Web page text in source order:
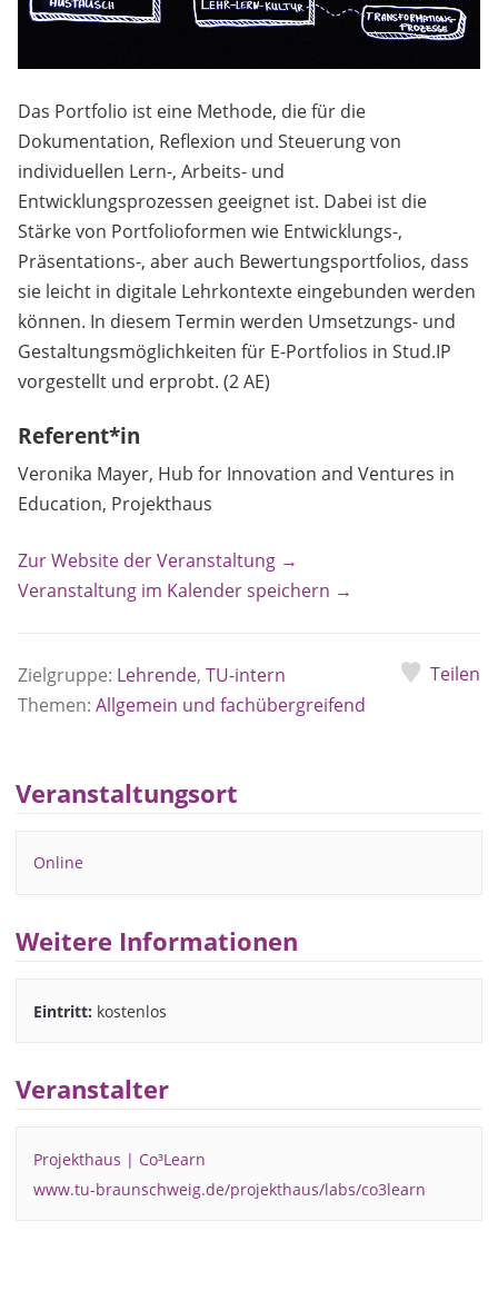
Das Portfolio ist eine Methode, die für die
Dokumentation, Reflexion und Steuerung von
individuellen Lern-, Arbeits- und
Entwicklungsprozessen geeignet ist. Dabei ist die
Stärke von Portfolioformen wie Entwicklungs-,
Präsentations-, aber auch Bewertungsportfolios, dass
sie leicht in digitale Lehrkontexte eingebunden werden
können. In diesem Termin werden Umsetzungs- und
Gestaltungsmöglichkeiten für E-Portfolios in Stud.IP
vorgestellt und erprobt. (2 AE)
Referent*in
Veronika Mayer, Hub for Innovation and Ventures in
Education, Projekthaus
Zur Website der Veranstaltung →
Veranstaltung im Kalender speichern →
Zielgruppe: Lehrende, TU-intern
Themen: Allgemein und fachübergreifend
Teilen
Veranstaltungsort
Online
Weitere Informationen
Eintritt: kostenlos
Veranstalter
Projekthaus | Co³Learn
www.tu-braunschweig.de/projekthaus/labs/co3learn